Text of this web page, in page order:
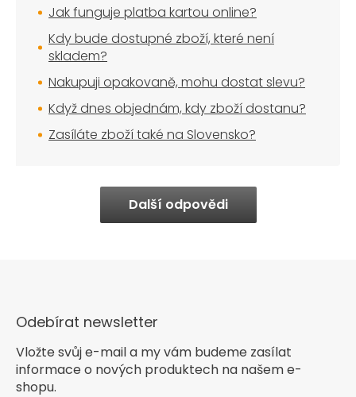
Jak funguje platba kartou online?
Kdy bude dostupné zboží, které není
skladem?
Nakupuji opakovaně, mohu dostat slevu?
Když dnes objednám, kdy zboží dostanu?
Zasíláte zboží také na Slovensko?
Další odpovědi
Odebírat newsletter
Vložte svůj e-mail a my vám budeme zasílat
informace o nových produktech na našem e-
shopu.